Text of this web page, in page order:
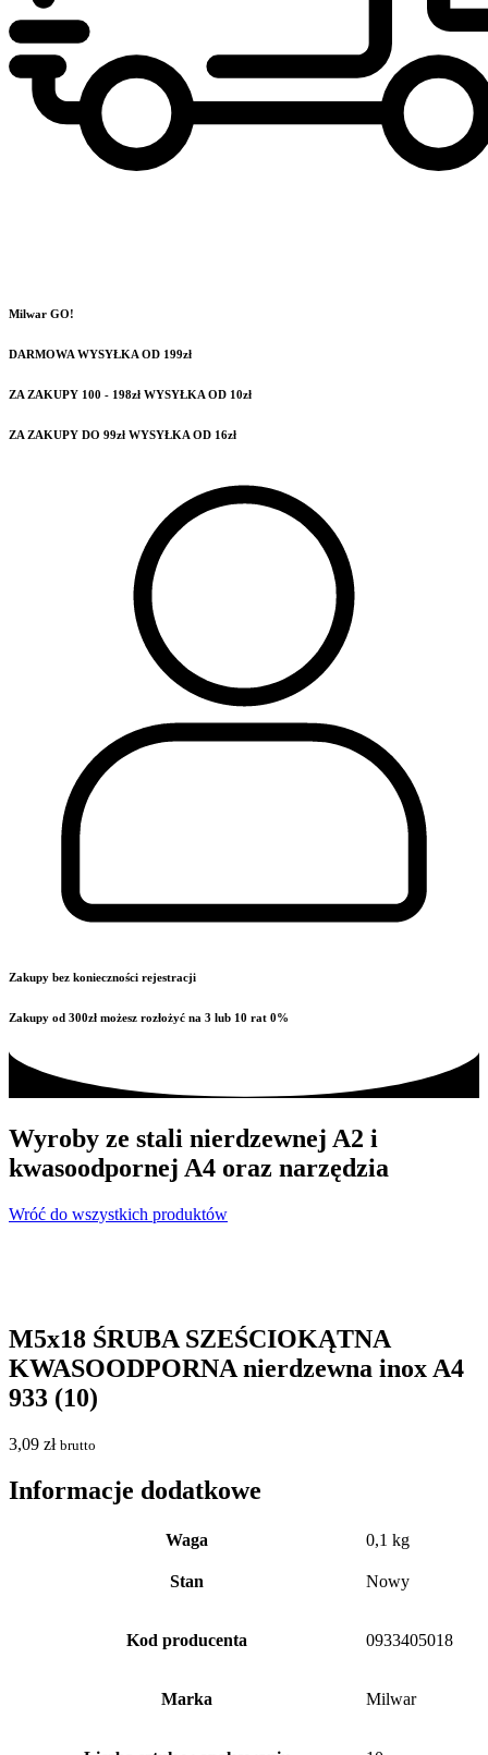
Milwar GO!
DARMOWA WYSYŁKA OD 199zł
ZA ZAKUPY 100 - 198zł WYSYŁKA OD 10zł
ZA ZAKUPY DO 99zł WYSYŁKA OD 16zł
Zakupy bez konieczności rejestracji
Zakupy od 300zł możesz rozłożyć na 3 lub 10 rat 0%
Wyroby ze stali nierdzewnej A2 i
kwasoodpornej A4 oraz narzędzia
Wróć do wszystkich produktów
M5x18 ŚRUBA SZEŚCIOKĄTNA
KWASOODPORNA nierdzewna inox A4
933 (10)
3,09 zł brutto
Informacje dodatkowe
Waga 0,1 kg
Stan Nowy
Kod producenta 0933405018
Marka Milwar